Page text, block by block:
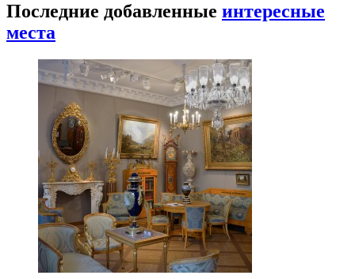
Последние добавленные интересные
места